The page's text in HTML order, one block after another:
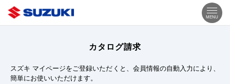
MENU
カタログ請求
スズキ マイページをご登録いただくと、会員情報の自動入力により、
簡単にお使いいただけます。